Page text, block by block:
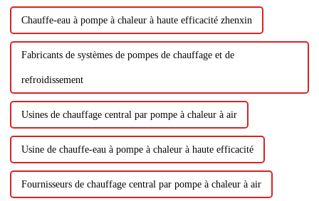
Chauffe-eau à pompe à chaleur à haute efficacité zhenxin
Fabricants de systèmes de pompes de chauffage et de
refroidissement
Usines de chauffage central par pompe à chaleur à air
Usine de chauffe-eau à pompe à chaleur à haute efficacité
Fournisseurs de chauffage central par pompe à chaleur à air